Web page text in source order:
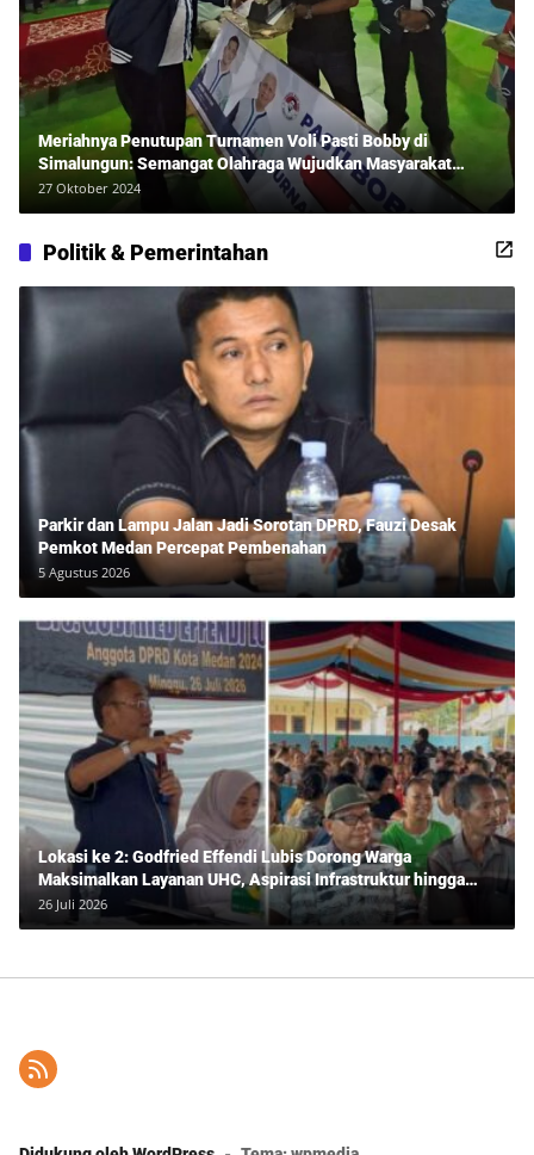
Meriahnya Penutupan Turnamen Voli Pasti Bobby di
Simalungun: Semangat Olahraga Wujudkan Masyarakat
Sehat Bersama Erwan Rozadi dan Ribuan Penonton!
27 Oktober 2024
Politik & Pemerintahan
Parkir dan Lampu Jalan Jadi Sorotan DPRD, Fauzi Desak
Pemkot Medan Percepat Pembenahan
5 Agustus 2026
Lokasi ke 2: Godfried Effendi Lubis Dorong Warga
Maksimalkan Layanan UHC, Aspirasi Infrastruktur hingga
Pendidikan Mengemuka dalam Reses Medan Amplas
26 Juli 2026